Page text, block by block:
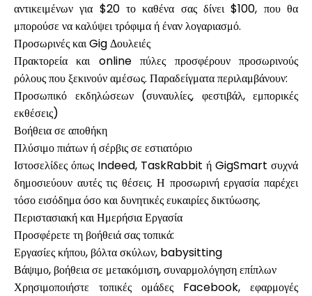
αντικειμένων για $20 το καθένα σας δίνει $100, που θα
μπορούσε να καλύψει τρόφιμα ή έναν λογαριασμό.
Προσωρινές και Gig Δουλειές
Πρακτορεία και online πύλες προσφέρουν προσωρινούς
ρόλους που ξεκινούν αμέσως. Παραδείγματα περιλαμβάνουν:
Προσωπικό εκδηλώσεων (συναυλίες, φεστιβάλ, εμπορικές
εκθέσεις)
Βοήθεια σε αποθήκη
Πλύσιμο πιάτων ή σέρβις σε εστιατόριο
Ιστοσελίδες όπως Indeed, TaskRabbit ή GigSmart συχνά
δημοσιεύουν αυτές τις θέσεις. Η προσωρινή εργασία παρέχει
τόσο εισόδημα όσο και δυνητικές ευκαιρίες δικτύωσης.
Περιστασιακή και Ημερήσια Εργασία
Προσφέρετε τη βοήθειά σας τοπικά:
Εργασίες κήπου, βόλτα σκύλων, babysitting
Βάψιμο, βοήθεια σε μετακόμιση, συναρμολόγηση επίπλων
Χρησιμοποιήστε τοπικές ομάδες Facebook, εφαρμογές